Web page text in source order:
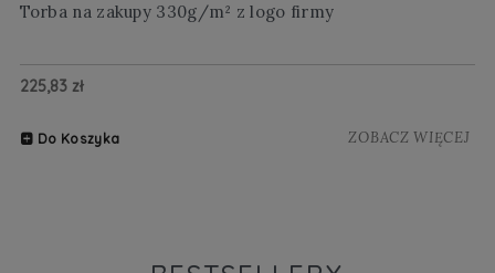
Torba na zakupy 330g/m² z logo firmy
225,83 zł
Do Koszyka ZOBACZ WIĘCEJ